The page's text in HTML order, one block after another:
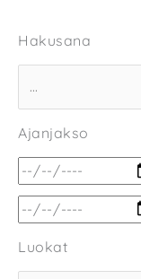
Hakusana
Ajanjakso
Luokat